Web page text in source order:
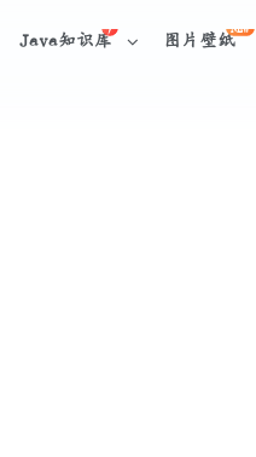
Java知识库 图片壁纸
NEW